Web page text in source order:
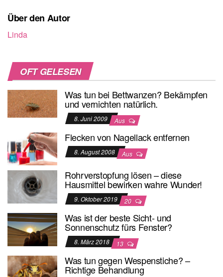
Über den Autor
Linda
OFT GELESEN
Was tun bei Bettwanzen? Bekämpfen
und vernichten natürlich.
8. Juni 2009 Aus
Flecken von Nagellack entfernen
8. August 2008 Aus
Rohrverstopfung lösen – diese
Hausmittel bewirken wahre Wunder!
9. Oktober 2019 20
Was ist der beste Sicht- und
Sonnenschutz fürs Fenster?
8. März 2018 13
Was tun gegen Wespenstiche? –
Richtige Behandlung